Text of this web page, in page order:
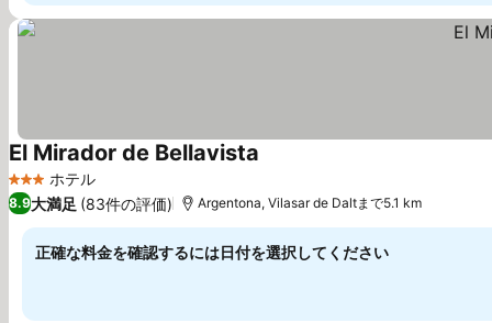
3 ホテルのランク
ホテル
El Mirador de Bellavista
8.9大満足 (83件の評価) Argentona, Vilasar de Daltまで5.1 km
正確な料金を確認するには日付を選択してください